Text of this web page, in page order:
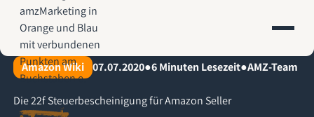
AMZ-Marketing.de - Amazon Agentur für profitables Wachstum
Amazon Wiki 07.07.2020●6Minuten Lesezeit●AMZ-Team
Die 22f Steuerbescheinigung für Amazon Seller